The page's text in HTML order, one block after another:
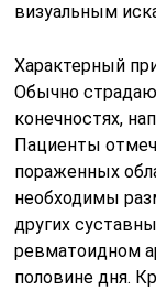
визуальным
Характерный
Обычно
конечностях,
Пациенты
пораженных
необходимы
других
ревматоидном
половине дня.